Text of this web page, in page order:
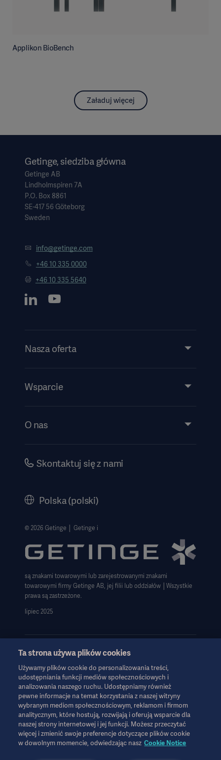
Applikon BioBench
Załaduj więcej
Getinge, siedziba główna
Getinge AB
Lindholmspiren 7A
P.O. Box 8861
SE-417 56 Göteborg
Sweden
info@getinge.com
+46 10 335 0000
+46 10 335 5640
Nasza oferta
Usługi
Wsparcie
Wydarzenia
Dyrektywa o ochronie sygnalistów
O nas
Kariera
Polityka prywatności strony internetowej
Zastrzeżenie dotyczące korzystania z witryny
Informacja o plikach cookie
Deklaracja zgodności z GDPR
Strategia podatkowa 2023
Skontaktuj się z nami
Polska (polski)
© 2026 Getinge │ Getinge i
są znakami towarowymi lub zarejestrowanymi znakami
towarowymi firmy Getinge AB, jej filii lub oddziałów │Wszystkie
prawa są zastrzeżone.
lipiec 2025
Informacje te są przeznaczone wyłącznie dla pracowników służby
zdrowia lub innych profesjonalnych odbiorców i mają charakter
wyłącznie informacyjny, nie są wyczerpujące i dlatego nie należy
ich traktować jako zamiennika instrukcji obsługi, instrukcji
serwisowej lub porady lekarskiej. Firma Getinge nie ponosi
odpowiedzialności za jakiekolwiek działania lub zaniechania
jakiejkolwiek strony oparte na tych materiałach, a poleganie na
nich odbywa się wyłącznie na ryzyko użytkownika.
Ta strona używa plików cookies
Używamy plików cookie do personalizowania treści,
udostępniania funkcji mediów społecznościowych i
analizowania naszego ruchu. Udostępniamy również
pewne informacje na temat korzystania z naszej witryny
wybranym mediom społecznościowym, reklamom i firmom
analitycznym, które hostują, rozwijają i oferują wsparcie dla
naszej strony internetowej i jej funkcji. Możesz przeczytać
więcej i zmienić swoje preferencje dotyczące plików cookie
w dowolnym momencie, odwiedzając nasz Cookie Notice